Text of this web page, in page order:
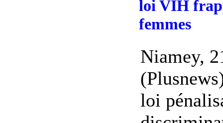
loi VIH
femmes
Niamey,
loi